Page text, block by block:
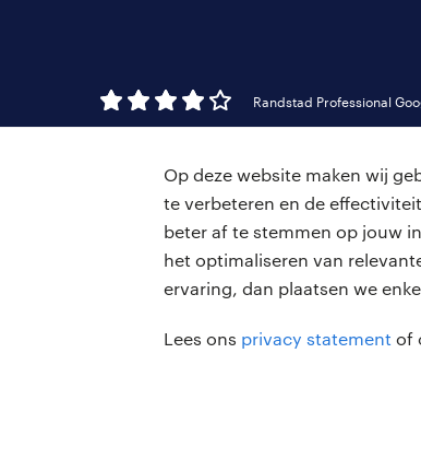
Op deze website maken wij
te verbeteren en de
beter af te stemmen op jouw
het optimaliseren van
ervaring, dan plaatsen we
Lees ons privacy statement of
Randstad Professional